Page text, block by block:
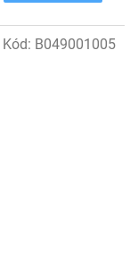
Kód: B049001005